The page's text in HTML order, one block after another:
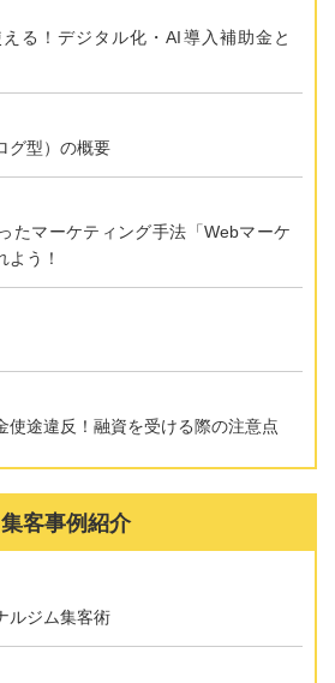
る！デジタル化・AI導入補助金と
グ型）の概要
たマーケティング手法「Webマーケ
よう！
使途違反！融資を受ける際の注意点
集客事例紹介
ルジム集客術